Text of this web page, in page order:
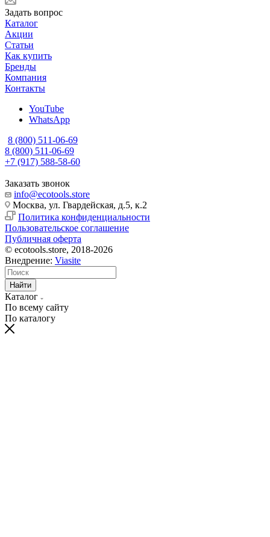
Задать вопрос
Каталог
Акции
Статьи
Как купить
Бренды
Компания
Контакты
YouTube
WhatsApp
8 (800) 511-06-69
8 (800) 511-06-69
+7 (917) 588-58-60
Заказать звонок
info@ecotools.store
Москва, ул. Гвардейская, д.5, к.2
Политика конфиденциальности
Пользовательское соглашение
Публичная оферта
© ecotools.store, 2018-2026
Внедрение: Viasite
Найти
Каталог
По всему сайту
По каталогу